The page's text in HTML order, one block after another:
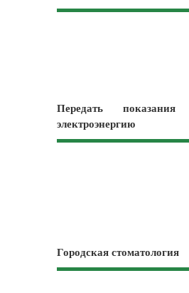
Передать
электроэнергию
Городская стоматология